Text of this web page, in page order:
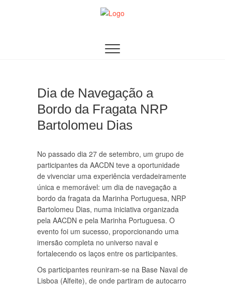
Dia de Navegação a
Bordo da Fragata NRP
Bartolomeu Dias
No passado dia 27 de setembro, um grupo de
participantes da AACDN teve a oportunidade
de vivenciar uma experiência verdadeiramente
única e memorável: um dia de navegação a
bordo da fragata da Marinha Portuguesa, NRP
Bartolomeu Dias, numa iniciativa organizada
pela AACDN e pela Marinha Portuguesa. O
evento foi um sucesso, proporcionando uma
imersão completa no universo naval e
fortalecendo os laços entre os participantes.
Os participantes reuniram-se na Base Naval de
Lisboa (Alfeite), de onde partiram de autocarro